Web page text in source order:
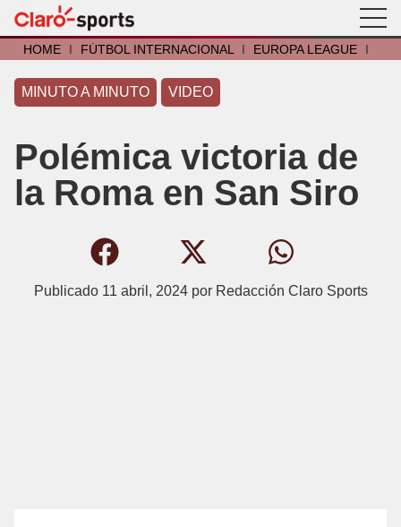
HOME I FÚTBOL INTERNACIONAL I EUROPA LEAGUE I
MINUTO A MINUTO VIDEO
Polémica victoria de
la Roma en San Siro
Publicado 11 abril, 2024por Redacción Claro Sports